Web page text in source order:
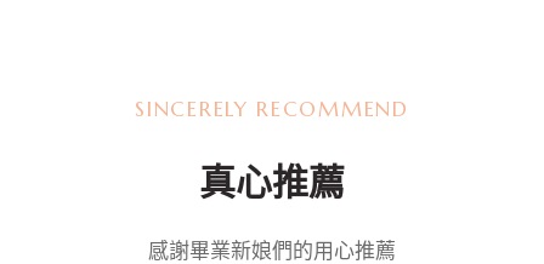
SINCERELY RECOMMEND
真心推薦
感謝畢業新娘們的用心推薦